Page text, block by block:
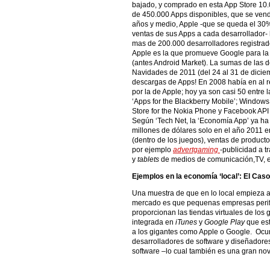
bajado, y comprado en esta App Store
de 450.000 Apps disponibles, que se
años y medio, Apple -que se queda el
ventas de sus Apps a cada
mas de 200.000 desarrolladores
Apple es la que promueve Google para
(antes Android Market). La sumas de las
Navidades de 2011 (del 24 al 31 de
descargas de Apps! En 2008 había en al
por la de Apple; hoy ya son casi 50 entre
‘Apps for the Blackberry Mobile’;
Store for the Nokia Phone y Facebook
Según ‘Tech Net, la ‘Economía App’ ya
millones de dólares solo en el año 2011
(dentro de los juegos), ventas de
por ejemplo advertgaming -publicidad a
y tablets de medios de comunicación,TV,
Ejemplos en la economía ‘local’: El
Una muestra de que en lo local empieza
mercado es que pequenas empresas
proporcionan las tiendas virtuales de los
integrada en iTunes y Google Playque
a los gigantes como Apple o Google.
desarrolladores de software y
software –lo cual también es una gran